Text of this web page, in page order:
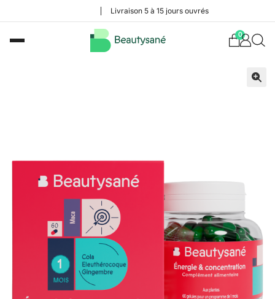
Livraison 5 à 15 jours ouvrés
0